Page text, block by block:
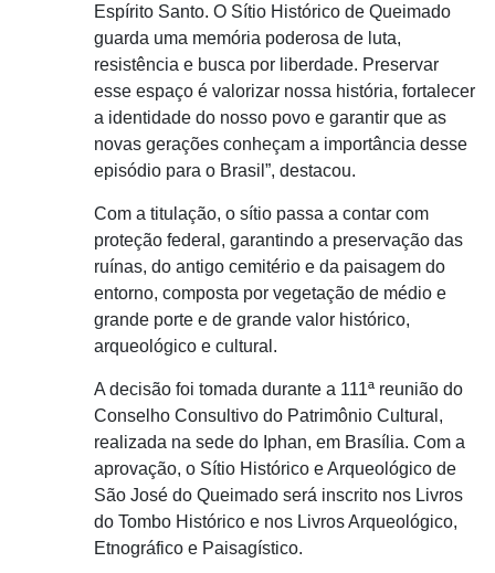
Espírito Santo. O Sítio Histórico de Queimado
guarda uma memória poderosa de luta,
resistência e busca por liberdade. Preservar
esse espaço é valorizar nossa história, fortalecer
a identidade do nosso povo e garantir que as
novas gerações conheçam a importância desse
episódio para o Brasil”, destacou.
Com a titulação, o sítio passa a contar com
proteção federal, garantindo a preservação das
ruínas, do antigo cemitério e da paisagem do
entorno, composta por vegetação de médio e
grande porte e de grande valor histórico,
arqueológico e cultural.
A decisão foi tomada durante a 111ª reunião do
Conselho Consultivo do Patrimônio Cultural,
realizada na sede do Iphan, em Brasília. Com a
aprovação, o Sítio Histórico e Arqueológico de
São José do Queimado será inscrito nos Livros
do Tombo Histórico e nos Livros Arqueológico,
Etnográfico e Paisagístico.